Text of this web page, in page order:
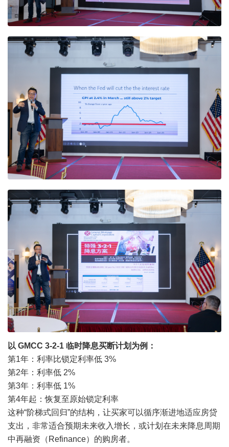
以 GMCC 3-2-1 临时降息买断计划为例：
第1年：利率比锁定利率低 3%
第2年：利率低 2%
第3年：利率低 1%
第4年起：恢复至原始锁定利率
这种“阶梯式回归”的结构，让买家可以循序渐进地适应房贷
支出，非常适合预期未来收入增长，或计划在未来降息周期
中再融资（Refinance）的购房者。